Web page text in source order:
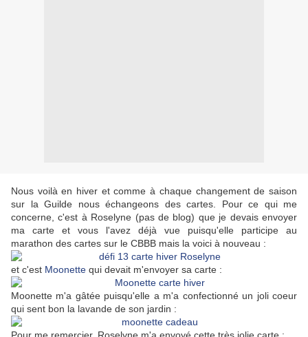
Nous voilà en hiver et comme à chaque changement de saison
sur la Guilde nous échangeons des cartes. Pour ce qui me
concerne, c'est à Roselyne (pas de blog) que je devais envoyer
ma carte et vous l'avez déjà vue puisqu'elle participe au
marathon des cartes sur le CBBB mais la voici à nouveau :
et c'est Moonette qui devait m'envoyer sa carte :
Moonette m'a gâtée puisqu'elle a m'a confectionné un joli coeur
qui sent bon la lavande de son jardin :